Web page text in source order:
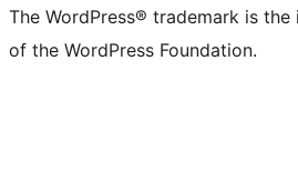
The WordPress® trademark is
of the WordPress Foundation.